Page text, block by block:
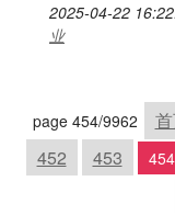
2025-04-22
业
page 454/9962
452
453 454